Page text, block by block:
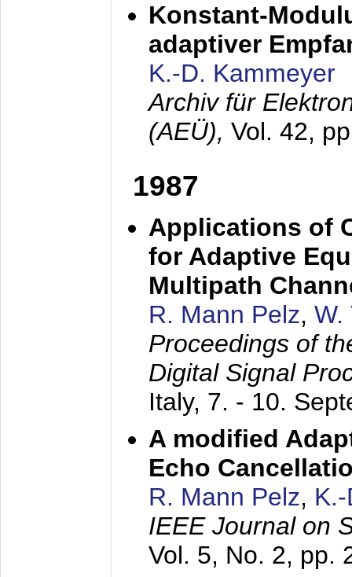
Konstant-
adaptiver
K.-D. Kammeyer
Archiv für
(AEÜ), Vol. 42,
1987
Applications of
for Adaptive
Multipath
R. Mann Pelz, W.
Proceedings of
Digital Signal
Italy, 7. - 10.
A modified
Echo
R. Mann Pelz,
IEEE Journal on
Vol. 5, No. 2, pp.